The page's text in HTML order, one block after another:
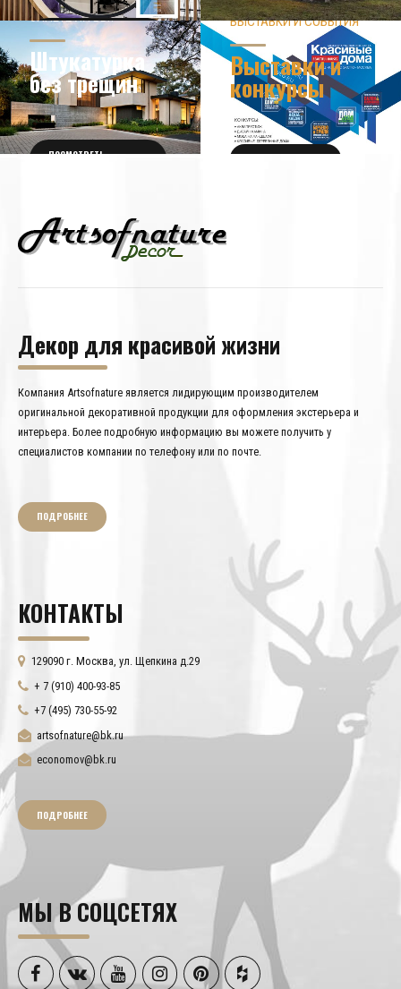
НОВОСТИ ИЗ МИРА
ДИЗАЙНА УЗНАТЬ БОЛЬШЕ
ЗНАЕТЕ ЛИ ВЫ?
Штукатурка
без трещин
ПОСМОТРЕТЬ
ВЫСТАВКИ И СОБЫТИЯ
Выставки и
конкурсы
ПОЛУЧИТЬ БИЛЕТ
Декор для красивой жизни
Компания Artsofnature является лидирующим производителем
оригинальной декоративной продукции для оформления экстерьера и
интерьера. Более подробную информацию вы можете получить у
специалистов компании по телефону или по почте.
ПОДРОБНЕЕ
КОНТАКТЫ
129090 г. Москва, ул. Щепкина д.29
+ 7 (910) 400-93-85
+7 (495) 730-55-92
artsofnature@bk.ru
economov@bk.ru
ПОДРОБНЕЕ
МЫ В СОЦСЕТЯХ